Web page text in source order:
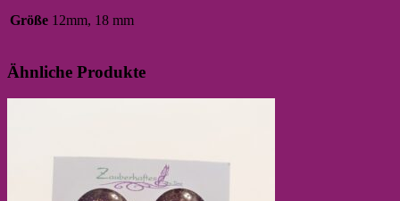
Größe 12mm, 18 mm
Ähnliche Produkte